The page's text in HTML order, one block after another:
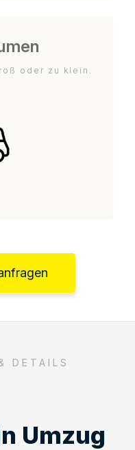
oder zu klein.
DETAILS
Umzug